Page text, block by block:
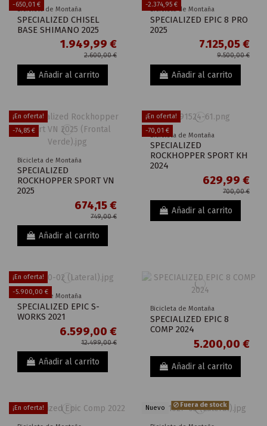
-650,01 €
Bicicleta de Montaña
SPECIALIZED CHISEL
BASE SHIMANO 2025
1.949,99 €
2.600,00 €
Añadir al carrito
-2.374,95 €
Bicicleta de Montaña
SPECIALIZED EPIC 8 PRO
2025
7.125,05 €
9.500,00 €
Añadir al carrito
¡En oferta!
-74,85 €
Bicicleta de Montaña
SPECIALIZED
ROCKHOPPER SPORT VN
2025
674,15 €
749,00 €
Añadir al carrito
¡En oferta!
-70,01 €
Bicicleta de Montaña
SPECIALIZED
ROCKHOPPER SPORT KH
2024
629,99 €
700,00 €
Añadir al carrito
¡En oferta!
-5.900,00 €
Bicicleta de Montaña
SPECIALIZED EPIC S-
WORKS 2021
6.599,00 €
12.499,00 €
Añadir al carrito
Bicicleta de Montaña
SPECIALIZED EPIC 8
COMP 2024
5.200,00 €
Añadir al carrito
¡En oferta! Nuevo Fuera de stock